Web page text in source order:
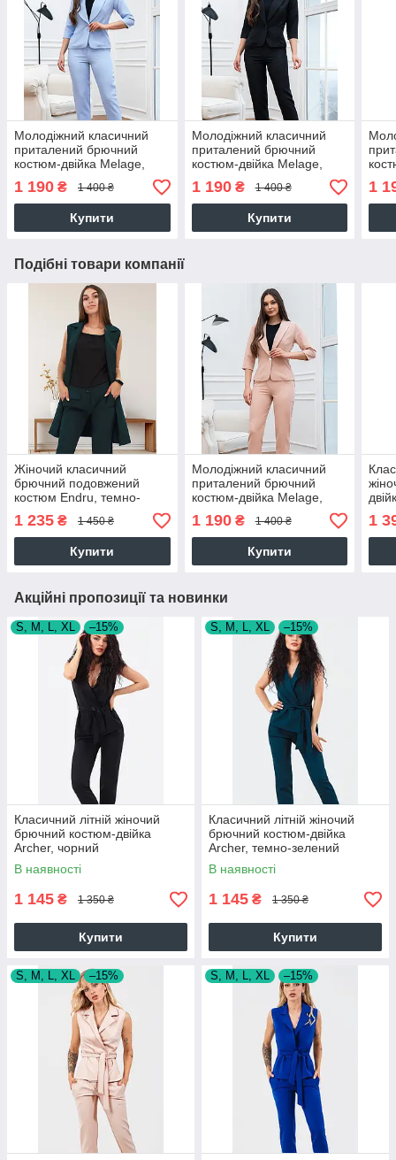
Молодіжний класичний
приталений брючний
костюм-двійка Melage,
блакитний
1 190 ₴ 1 400 ₴
Купити
Молодіжний класичний
приталений брючний
костюм-двійка Melage,
чорний
1 190₴ 1 400 ₴
Купити
1
Подібні товари компанії
Жіночий класичний
брючний подовжений
костюм Endru, темно-
1 235 ₴ 1 450 ₴
Купити
Молодіжний класичний
приталений брючний
костюм-двійка Melage,
1 190₴ 1 400 ₴
Купити
1
Акційні пропозиції та новинки
S, M, L, XL –15%
Класичний літній жіночий
брючний костюм-двійка
Archer, чорний
В наявності
1 145 ₴ 1 350 ₴
Купити
S, M, L, XL –15%
Класичний літній жіночий
брючний костюм-двійка
Archer, темно-зелений
В наявності
1 145 ₴ 1 350 ₴
Купити
S, M, L, XL –15% S, M, L, XL –15%